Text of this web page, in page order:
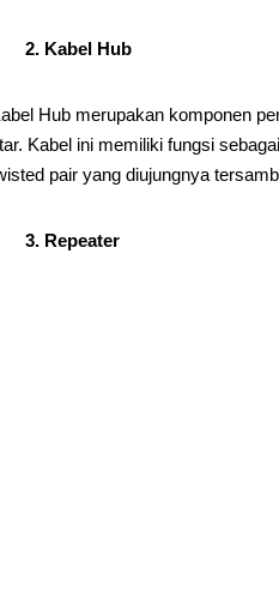
2. Kabel Hub
Hub merupakan komponen
Kabel ini memiliki fungsi
pair yang diujungnya
3. Repeater